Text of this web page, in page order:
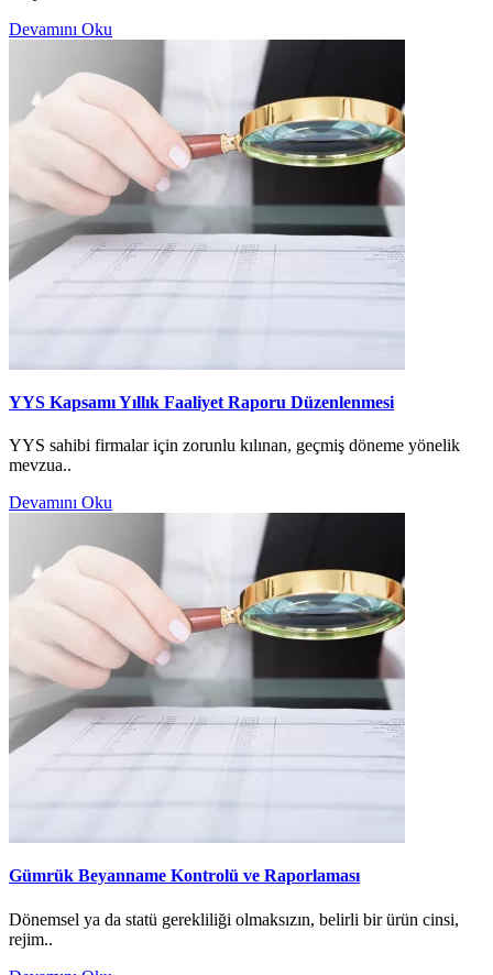
Devamını Oku
YYS Kapsamı Yıllık Faaliyet Raporu Düzenlenmesi
YYS sahibi firmalar için zorunlu kılınan, geçmiş döneme yönelik
mevzua..
Devamını Oku
Gümrük Beyanname Kontrolü ve Raporlaması
Dönemsel ya da statü gerekliliği olmaksızın, belirli bir ürün cinsi,
rejim..